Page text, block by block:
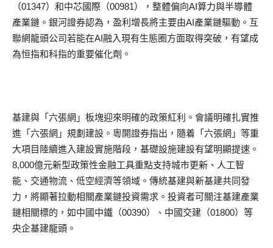
（01347）和中芯國際（00981），整體偏向AI算力與半導體
產業鏈。銀河證券認為，盈利增長將主要由AI產業鏈驅動。互
聯網龍頭公司若能在AI融入現有生態圈方面取得突破，有望成
為恒指和科指的重要催化劑。
基建與「六張網」板塊迎來明確的政策紅利。會議明確扎實推
進「六張網」規劃建設。粵開證券指出，隨着「六張網」等重
大項目陸續進入建設實施階段，基礎設施建設有望明顯提速。
8,000億元新型政策性金融工具重點支持城市更新、人工智
能、交通物流、低空經濟等領域。傳統基建與新基建共同發
力，將顯著拉動相關產業鏈投資需求。投資者可關注基建產業
鏈相關標的，如中國中鐵（00390）、中國交建（01800）等
央企基建龍頭。